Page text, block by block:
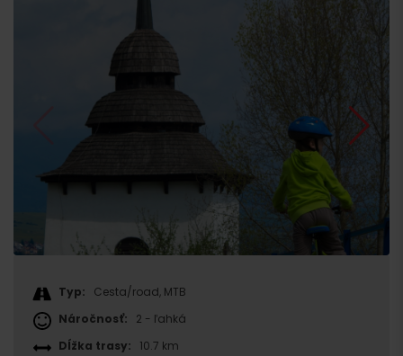
Typ:
Cesta/road, MTB
Náročnosť:
2 - ľahká
Dĺžka trasy:
10.7 km